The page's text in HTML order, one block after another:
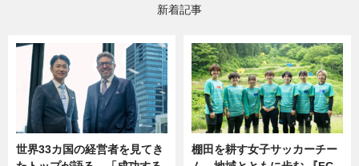
新着記事
世界33カ国の経営者を見てき
棚田を耕す女子サッカーチー